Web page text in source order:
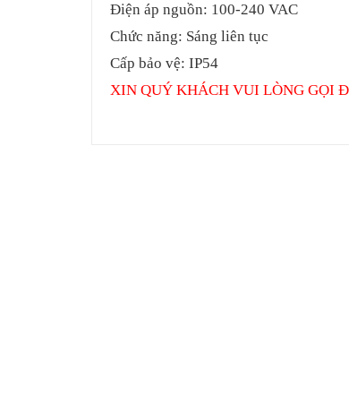
Điện áp nguồn: 100-240 VAC
Chức năng: Sáng liên tục
Cấp bảo vệ: IP54
XIN QUÝ KHÁCH VUI LÒNG GỌI